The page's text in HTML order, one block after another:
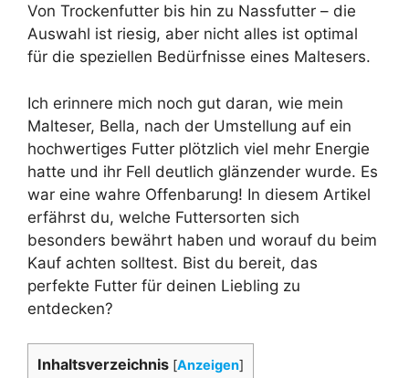
Von Trockenfutter bis hin zu Nassfutter – die
Auswahl ist riesig, aber nicht alles ist optimal
für die speziellen Bedürfnisse eines Maltesers.
Ich erinnere mich noch gut daran, wie mein
Malteser, Bella, nach der Umstellung auf ein
hochwertiges Futter plötzlich viel mehr Energie
hatte und ihr Fell deutlich glänzender wurde. Es
war eine wahre Offenbarung! In diesem Artikel
erfährst du, welche Futtersorten sich
besonders bewährt haben und worauf du beim
Kauf achten solltest. Bist du bereit, das
perfekte Futter für deinen Liebling zu
entdecken?
Inhaltsverzeichnis [Anzeigen]